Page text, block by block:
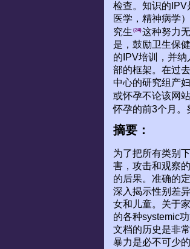
检查。知识的
医学，精神病学
究生 (24)这种努力
是，鼓励卫生保
的IPV培训，并
部的框架。在过
中心的研究组产
或怀孕不论该网
怀孕的前3个月。
摘要：
为了把所有类别
害，攻击和观察
的后果。准确的
深入揭示性别差
女和儿童。关于
的各种systemic
文档的历史是非
暴力是必不可少